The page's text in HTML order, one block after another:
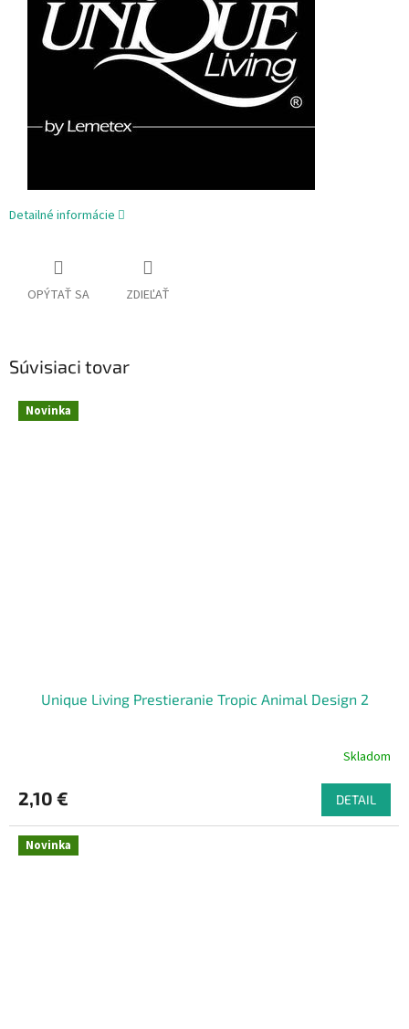
Detailné informácie
OPÝTAŤ SA ZDIEĽAŤ
Súvisiaci tovar
Novinka
Unique Living Prestieranie Tropic Animal Design 2
Skladom
2,10 € DETAIL
Novinka